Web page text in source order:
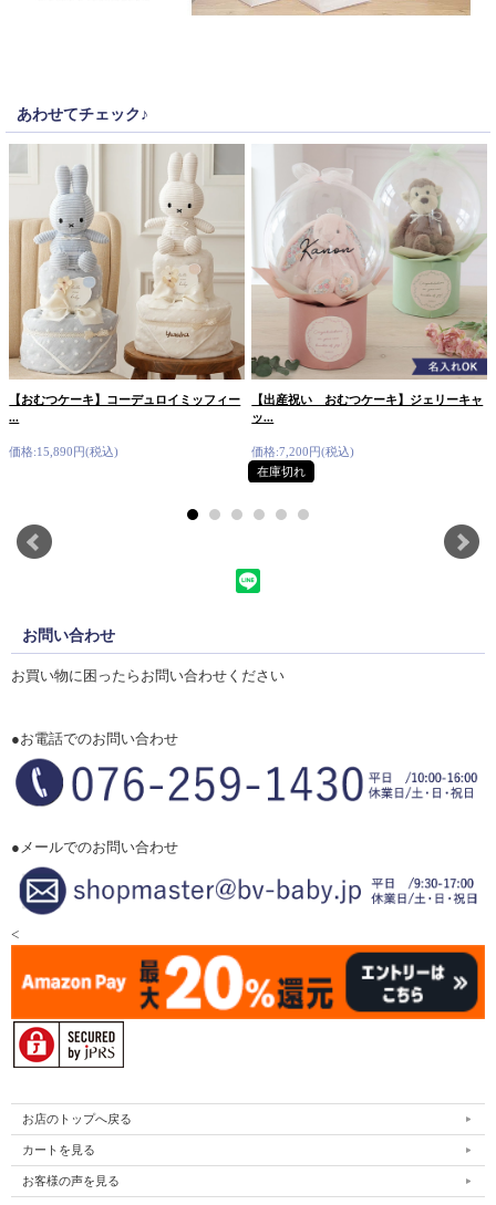
あわせてチェック♪
【おむつケーキ】コーデュロイミッフィー
...
価格:15,890円(税込)
【出産祝い おむつケーキ】ジェリーキャ
ッ...
価格:7,200円(税込)
在庫切れ
お問い合わせ
お買い物に困ったらお問い合わせください
●お電話でのお問い合わせ
●メールでのお問い合わせ
<
お店のトップへ戻る
カートを見る
お客様の声を見る